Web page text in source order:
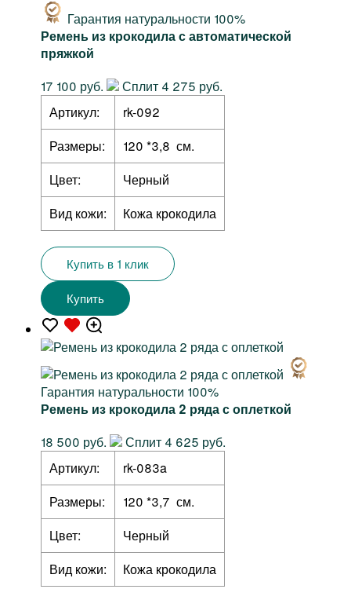
Гарантия натуральности 100%
Ремень из крокодила с автоматической
пряжкой
17 100 руб.
Сплит 4 275 руб.
Артикул:
rk-092
Размеры:
120 *3,8 см.
Цвет:
Черный
Вид кожи:
Кожа крокодила
Купить в 1 клик
Купить
Гарантия натуральности 100%
Ремень из крокодила 2 ряда с оплеткой
18 500 руб.
Сплит 4 625 руб.
Артикул:
rk-083a
Размеры:
120 *3,7 см.
Цвет:
Черный
Вид кожи:
Кожа крокодила